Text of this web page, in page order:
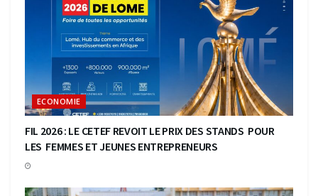
ECONOMIE
FIL 2026 : LE CETEF REVOIT LE PRIX DES STANDS POUR
LES FEMMES ET JEUNES ENTREPRENEURS